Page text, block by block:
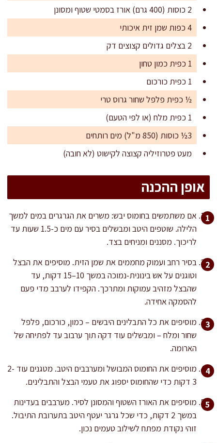
2 כוסות (400 גרם) אורז בסמטי שטוף ומסונן
4 כפות שמן זית איכותי
2 בצלים גדולים קצוצים דק
1 כפית כמון טחון
1 כפית כורכום
½ כפית פלפל שחור גרוס טרי
1 כפית מלח (או לפי הטעם)
3½ כוסות (850 מ"ל) מים רותחים
מעט פטרוזיליה קצוצה לקישוט (לא חובה)
אופן ההכנה
אם משתמשים בחומוס יבש: משרים את הגרגרים במים למשך
הלילה. שוטפים היטב ומבשלים בסיר עם מים כ-1.5 שעות עד
לריכוך. מסננים ומניחים בצד.
בסיר רחב ועמוק מחממים את שמן הזית. מוסיפים את הבצל
וטוגנים על אש בינונית-נמוכה במשך 10–15 דקות, עד
שהבצל מזהיב עמוקות ומתרכך. הקפידו לערבב מדי פעם
להסמקה אחידה.
מוסיפים את כל התבלינים היבשים – כמון, כורכום, פלפל
שחור ומלח – ומבשלים עוד דקה תוך ערבוב עד לפתיחה של
הארומה.
מוסיפים את החומוס המבושל ומערבבים היטב. מטגנים עוד 2-
3 דקות כדי שהחומוס יספוג את טעמי הבצל והתבלינים.
מוסיפים את האורז השטוף והמסונן לסיר. מערבבים בעדינות
במשך 2 דקות, כדי שכל גרגר יעטף היטב בתערובת התיבול.
זוהי נקודת מפתח לשילוב טעמים נכון.